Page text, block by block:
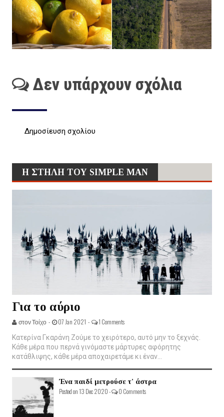
Δεν υπάρχουν σχόλια
Δημοσίευση σχολίου
Η ΣΤΗΛΗ ΤΟΥ SIMPLE MAN
Για το αύριο
στον Τοίχο - 07 Jan 2021 - 1 Comments
Κατερίνα Γκαράνη Ζούμε το χειρότερο, αυτό μην το ξεχνάς.
Κάθε μέρα που περνά γινόμαστε μάρτυρες αφόρητης
κατάθλιψης, κάθε μέρα αποχαιρετάμε κι έναν...
Ένα παιδί μετρούσε τ' άστρα
Posted on 13 Dec 2020 - 0 Comments